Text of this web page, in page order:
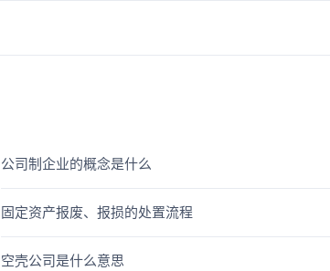
公司制企业的概念是什么
固定资产报废、报损的处置流程
空壳公司是什么意思